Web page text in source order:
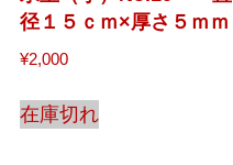
径１５ｃｍ×厚さ５ｍｍ
¥2,000
在庫切れ